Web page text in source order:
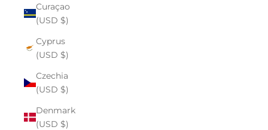
Curaçao
(USD $)
Cyprus
(USD $)
Czechia
(USD $)
Denmark
(USD $)